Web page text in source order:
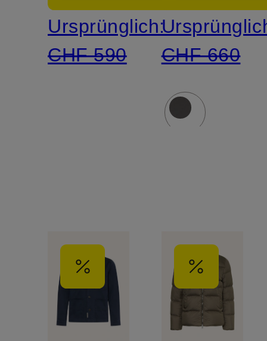
Ursprünglich:
CHF 590
CHF 660